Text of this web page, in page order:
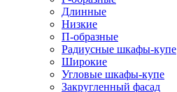
Длинные
Низкие
П-образные
Радиусные шкафы-купе
Широкие
Угловые шкафы-купе
Закругленный фасад